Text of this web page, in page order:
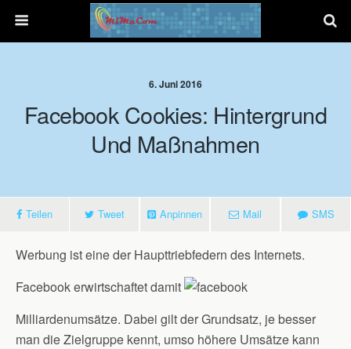
6. Juni 2016
Facebook Cookies: Hintergrund
Und Maßnahmen
Teilen Tweet Anpinnen Mail SMS
Werbung ist eine der Haupttriebfedern des Internets.
Facebook erwirtschaftet damit
Milliardenumsätze. Dabei gilt der Grundsatz, je besser
man die Zielgruppe kennt, umso höhere Umsätze kann